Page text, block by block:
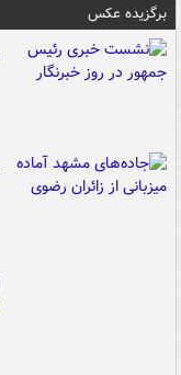
برگزیده عکس